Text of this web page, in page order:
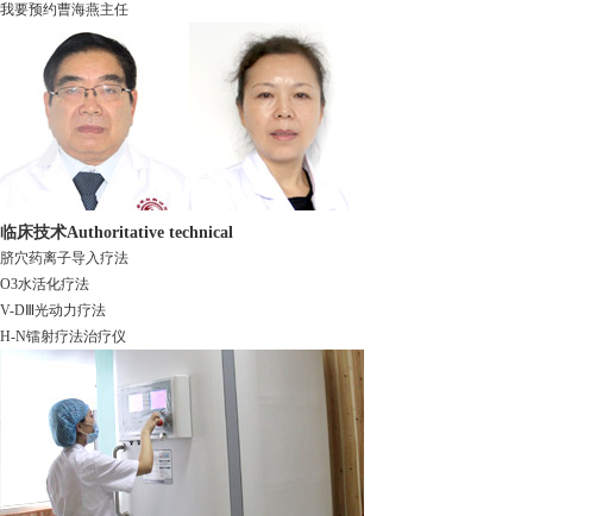
我要预约曹海燕主任
临床技术Authoritative technical
脐穴药离子导入疗法
O3水活化疗法
V-DⅢ光动力疗法
H-N镭射疗法治疗仪